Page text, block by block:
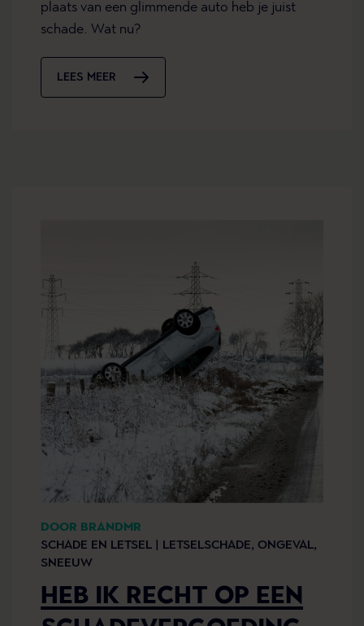
plaats van een glimmende auto heb je juist
schade. Wat nu?
LEES MEER
DOOR BRANDMR
SCHADE EN LETSEL |
LETSELSCHADE, ONGEVAL,
SNEEUW
HEB IK RECHT OP EEN